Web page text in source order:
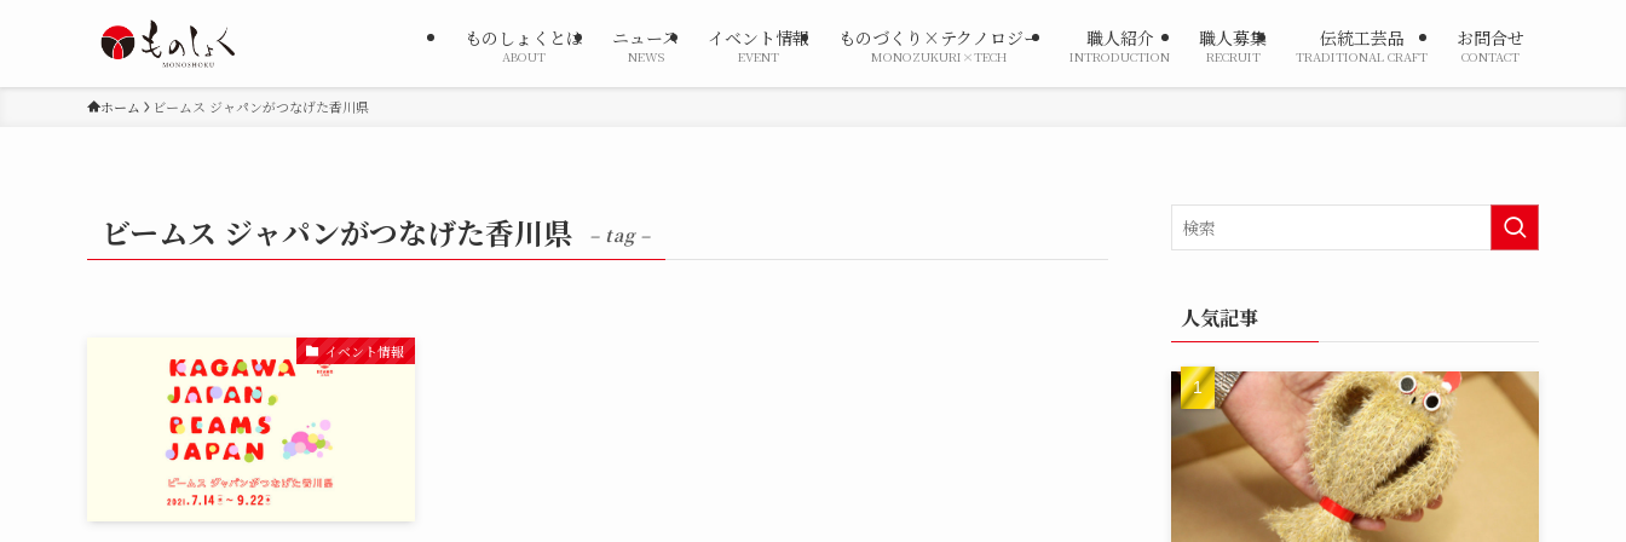
ものしょくとは
ABOUT
ニュース
NEWS
イベント情報
EVENT
ものづくり×テクノロジー
MONOZUKURI×TECH
職人紹介
INTRODUCTION
職人募集
RECRUIT
伝統工芸品
TRADITIONAL CRAFT
お問合せ
CONTACT
ホーム ビームス ジャパンがつなげた香川県
ビームス ジャパンがつなげた香川県 – tag –
イベント情報
人気記事